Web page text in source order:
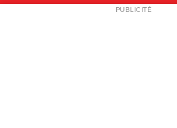
NEWSLETTER
PUBLICITÉ